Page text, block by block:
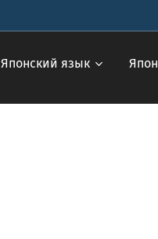
Японский язык